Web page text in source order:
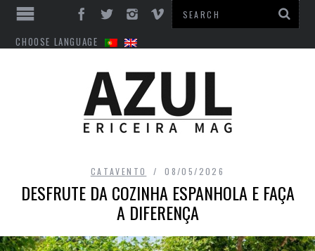
CHOOSE LANGUAGE
CATAVENTO 08/05/2026
DESFRUTE DA COZINHA ESPANHOLA E FAÇA
A DIFERENÇA